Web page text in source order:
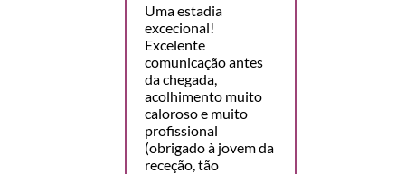
Uma estadia
excecional!
Excelente
comunicação antes
da chegada,
acolhimento muito
caloroso e muito
profissional
(obrigado à jovem da
receção, tão